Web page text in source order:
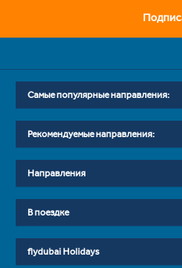
Самые популярные направления:
Рекомендуемые направления:
Направления
В поездке
flydubai Holidays